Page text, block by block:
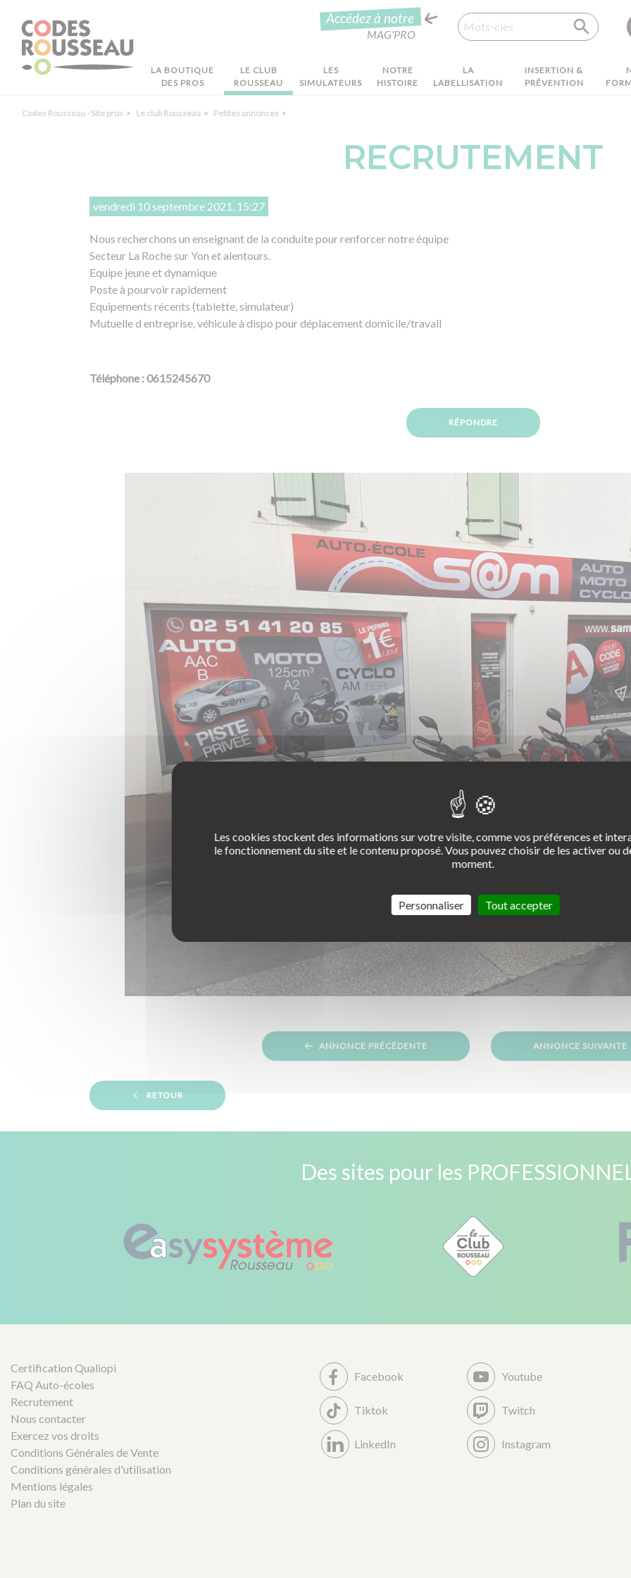
LA BOUTIQUE
DES PROS
LE CLUB
ROUSSEAU
LES
SIMULATEURS
NOTRE
HISTOIRE
LA
LABELLISATION
INSERTION &
PRÉVENTION
Accédez à notre
MAG'PRO
Recherche
Codes Rousseau - Site pros Le club Rousseau Petites annonces
RECRUTEMENT
vendredi 10 septembre 2021, 15:27
Nous recherchons un enseignant de la conduite pour renforcer notre équipe
Secteur La Roche sur Yon et alentours.
Equipe jeune et dynamique
Poste à pourvoir rapidement
Equipements récents (tablette, simulateur)
Mutuelle d entreprise, véhicule à dispo pour déplacement domicile/travail
Téléphone : 0615245670
RÉPONDRE
ANNONCE PRÉCÉDENTE ANNONCE SUIVANTE
RETOUR
Des sites pour les
Certification Qualiopi
FAQ Auto-écoles
Recrutement
Nous contacter
Exercez vos droits
Conditions Générales de Vente
Conditions générales d'utilisation
Mentions légales
Plan du site
Facebook Youtube
Tiktok Twitch
LinkedIn Instagram
Les cookies stockent des informations sur votre visite, comme vos préférences et
le fonctionnement du site et le contenu proposé. Vous pouvez choisir de les activer ou
moment.
Tout accepter
Personnaliser